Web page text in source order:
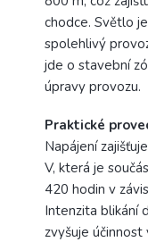
chodce. Světlo
spolehlivý
jde o stavební
úpravy provozu.
Praktické
Napájení
V, která je
420 hodin v
Intenzita blikání
zvyšuje